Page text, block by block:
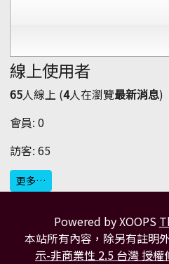
線上使用者
65人線上 (4人在瀏覽最新消息)
會員: 0
訪客: 65
更多…
Powered by XOOPS
本站所有內容，除另有註明
示-非商業性 2.5 台灣 授權